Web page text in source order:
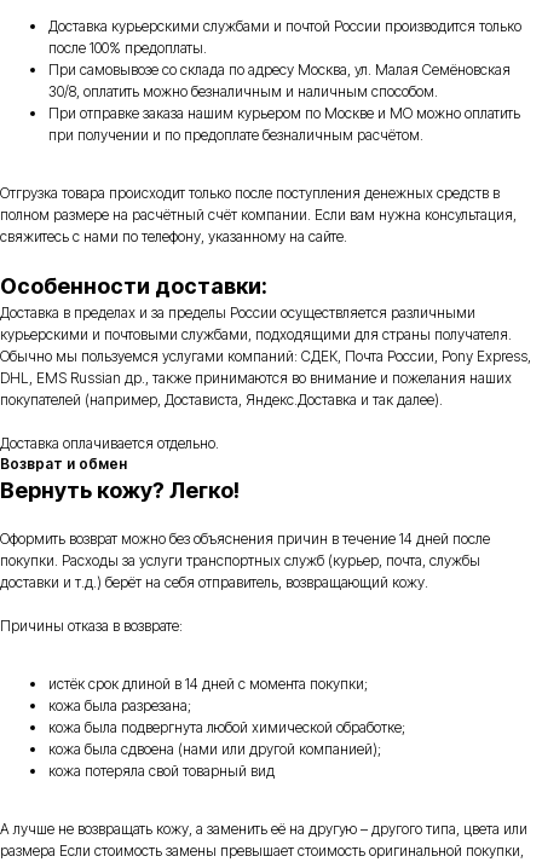
Доставка курьерскими службами и почтой России производится только
после 100% предоплаты.
При самовывозе со склада по адресу Москва, ул. Малая Семёновская
30/8, оплатить можно безналичным и наличным способом.
При отправке заказа нашим курьером по Москве и МО можно оплатить
при получении и по предоплате безналичным расчётом.
Отгрузка товара происходит только после поступления денежных средств в
полном размере на расчётный счёт компании. Если вам нужна консультация,
свяжитесь с нами по телефону, указанному на сайте.
Особенности доставки:
Доставка в пределах и за пределы России осуществляется различными
курьерскими и почтовыми службами, подходящими для страны получателя.
Обычно мы пользуемся услугами компаний: СДЕК, Почта России, Pony Express,
DHL, EMS Russian др., также принимаются во внимание и пожелания наших
покупателей (например, Достависта, Яндекс.Доставка и так далее).
Доставка оплачивается отдельно.
Возврат и обмен
Вернуть кожу? Легко!
Оформить возврат можно без объяснения причин в течение 14 дней после
покупки. Расходы за услуги транспортных служб (курьер, почта, службы
доставки и т.д.) берёт на себя отправитель, возвращающий кожу.
Причины отказа в возврате:
истёк срок длиной в 14 дней с момента покупки;
кожа была разрезана;
кожа была подвергнута любой химической обработке;
кожа была сдвоена (нами или другой компанией);
кожа потеряла свой товарный вид
А лучше не возвращать кожу, а заменить её на другую – другого типа, цвета или
размера Если стоимость замены превышает стоимость оригинальной покупки,